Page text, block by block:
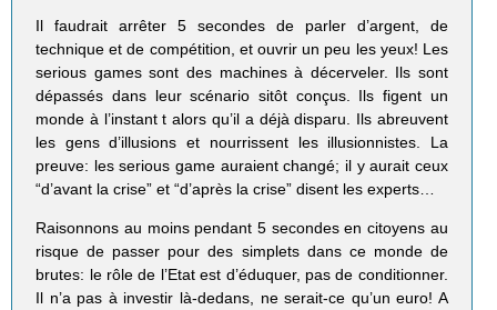
Il faudrait arrêter 5 secondes de parler d’argent, de
technique et de compétition, et ouvrir un peu les yeux! Les
serious games sont des machines à décerveler. Ils sont
dépassés dans leur scénario sitôt conçus. Ils figent un
monde à l’instant t alors qu’il a déjà disparu. Ils abreuvent
les gens d’illusions et nourrissent les illusionnistes. La
preuve: les serious game auraient changé; il y aurait ceux
“d’avant la crise” et “d’après la crise” disent les experts…
Raisonnons au moins pendant 5 secondes en citoyens au
risque de passer pour des simplets dans ce monde de
brutes: le rôle de l’Etat est d’éduquer, pas de conditionner.
Il n’a pas à investir là-dedans, ne serait-ce qu’un euro! A